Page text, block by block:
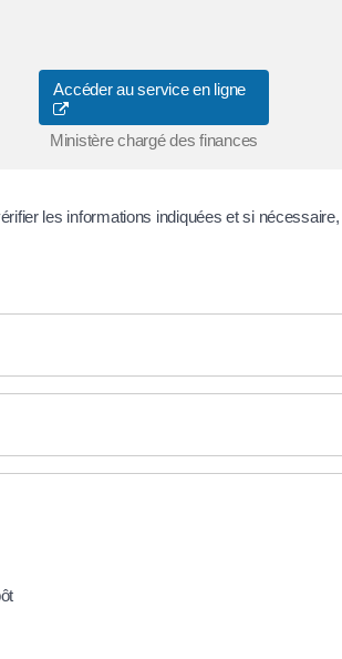
Accéder au service en ligne
Ministère chargé des finances
les informations indiquées et si